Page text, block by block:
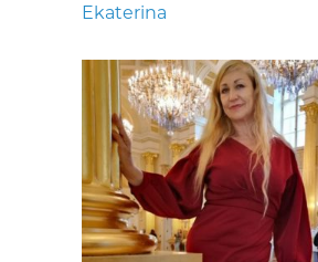
Ekaterina